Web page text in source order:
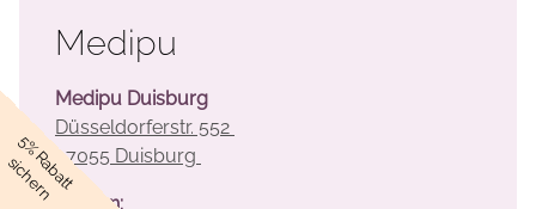
Medipu
Medipu Duisburg
Düsseldorferstr. 552
47055 Duisburg
Telefon:
5% Rabatt
sichern